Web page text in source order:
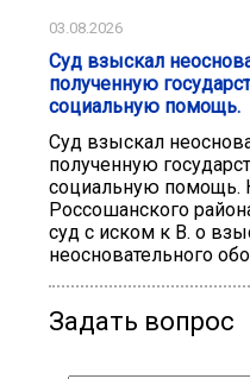
03.08.2026
Суд взыскал
полученную
социальную помощь.
Суд взыскал
полученную
социальную помощь.
Россошанского
суд с иском к В. о
неосновательного
Задать вопрос